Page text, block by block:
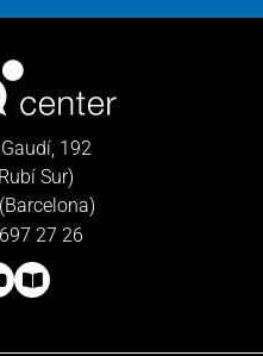
192
Sur)
27 26